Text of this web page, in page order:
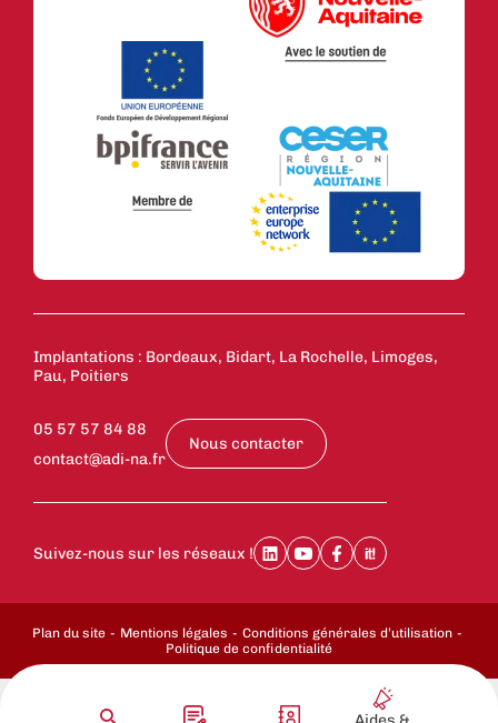
Implantations : Bordeaux, Bidart, La Rochelle, Limoges,
Pau, Poitiers
05 57 57 84 88
contact@adi-na.fr
Nous contacter
Suivez-nous sur les réseaux !
Plan du site Mentions légales
Conditions générales d’utilisation
Politique de confidentialité